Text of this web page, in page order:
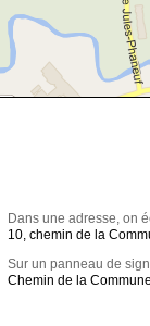
Dans une adresse, on
10, chemin de la
Sur un panneau de
Chemin de la Commune